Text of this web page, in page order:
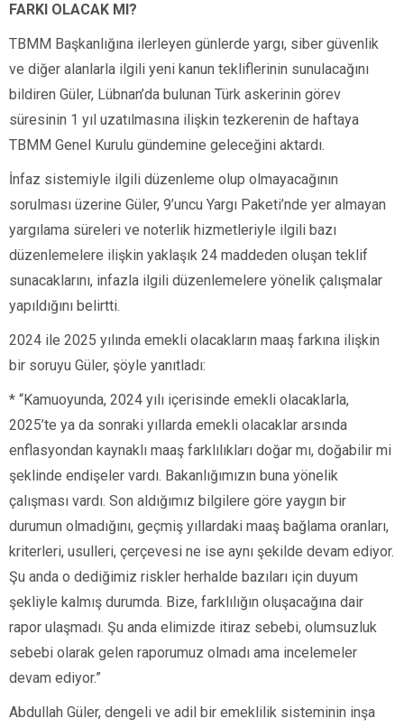
FARKI OLACAK MI?
TBMM Başkanlığına ilerleyen günlerde yargı, siber güvenlik
ve diğer alanlarla ilgili yeni kanun tekliflerinin sunulacağını
bildiren Güler, Lübnan’da bulunan Türk askerinin görev
süresinin 1 yıl uzatılmasına ilişkin tezkerenin de haftaya
TBMM Genel Kurulu gündemine geleceğini aktardı.
İnfaz sistemiyle ilgili düzenleme olup olmayacağının
sorulması üzerine Güler, 9’uncu Yargı Paketi’nde yer almayan
yargılama süreleri ve noterlik hizmetleriyle ilgili bazı
düzenlemelere ilişkin yaklaşık 24 maddeden oluşan teklif
sunacaklarını, infazla ilgili düzenlemelere yönelik çalışmalar
yapıldığını belirtti.
2024 ile 2025 yılında emekli olacakların maaş farkına ilişkin
bir soruyu Güler, şöyle yanıtladı:
* “Kamuoyunda, 2024 yılı içerisinde emekli olacaklarla,
2025’te ya da sonraki yıllarda emekli olacaklar arsında
enflasyondan kaynaklı maaş farklılıkları doğar mı, doğabilir mi
şeklinde endişeler vardı. Bakanlığımızın buna yönelik
çalışması vardı. Son aldığımız bilgilere göre yaygın bir
durumun olmadığını, geçmiş yıllardaki maaş bağlama oranları,
kriterleri, usulleri, çerçevesi ne ise aynı şekilde devam ediyor.
Şu anda o dediğimiz riskler herhalde bazıları için duyum
şekliyle kalmış durumda. Bize, farklılığın oluşacağına dair
rapor ulaşmadı. Şu anda elimizde itiraz sebebi, olumsuzluk
sebebi olarak gelen raporumuz olmadı ama incelemeler
devam ediyor.”
Abdullah Güler, dengeli ve adil bir emeklilik sisteminin inşa